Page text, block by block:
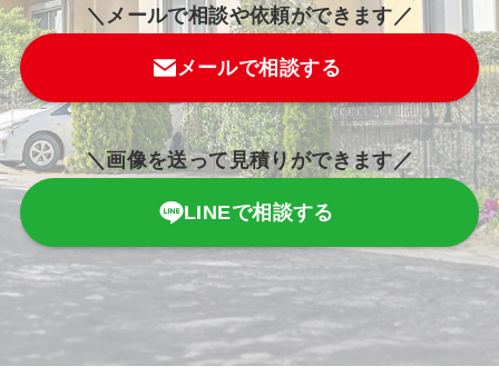
＼メールで相談や依頼ができます／
メールで相談する
＼画像を送って見積りができます／
LINEで相談する